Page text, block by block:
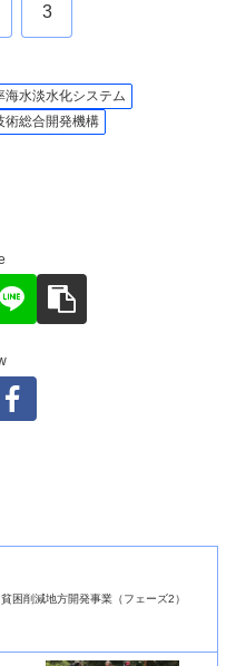
3
海水淡水化システム
術総合開発機構
困削減地方開発事業（フェーズ2）